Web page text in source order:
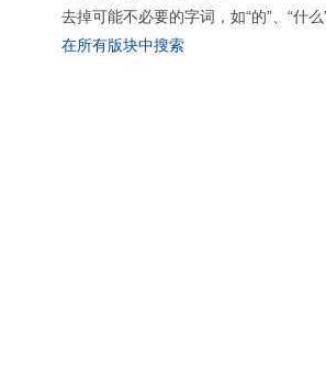
去掉可能不必要的字词，如“的”、“什么
在所有版块中搜索